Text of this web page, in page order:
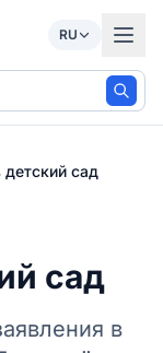
RU
детский сад
сад
в